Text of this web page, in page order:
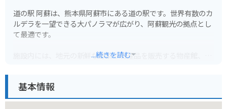
道の駅 阿蘇は、熊本県阿蘇市にある道の駅です。世界有数のカ
ルデラを一望できる大パノラマが広がり、阿蘇観光の拠点とし
て最適です。
施設内には、地元の新鮮な野菜や特産品を販売する物産館、阿
か牛丼」はおすすめです。
...続きを読む
基本情報